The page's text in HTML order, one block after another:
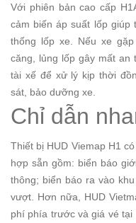
Với phiên bản cao cấp
cảm biến áp suất lốp giúp
thống lốp xe. Nếu xe
căng, lủng lốp gây mất an
tài xế để xử lý kịp thời
sát, bảo dưỡng xe.
Chỉ dẫn
Thiết bị HUD Viemap H1
hợp sẵn gồm: biển báo
thông; biển báo ra vào
vượt. Hơn nữa, HUD
phí phía trước và giá vé